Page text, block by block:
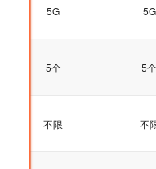
5G 5G
5个 5个
不限 不